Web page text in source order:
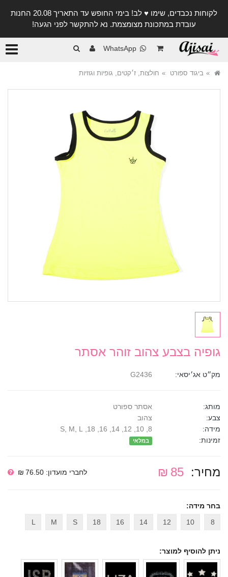
לקוחות נכבדים, שימו ♥️ לב! בימי החופש עד התאריך 20.08 החנות
עובדת במתכונת מצומצמת. נא להתקשר לפני הגעה!
WhatsApp
ביגוד ספורט חולצות, ז׳קטים, גופיות וגוזיות
גופיה בצבע צהוב זוהר אסתר
מק״ט אג׳יסאי:
מותג:
אסתר ספורט
צבע:
צהוב
מידה:
זמינות:
במלאי
מחיר: 85 ₪ לחברי מועדון: 76.50 ₪
בחר מידה:
8
10
12
14
16
18
S
M
L
ניתן להוסיף למוצר: